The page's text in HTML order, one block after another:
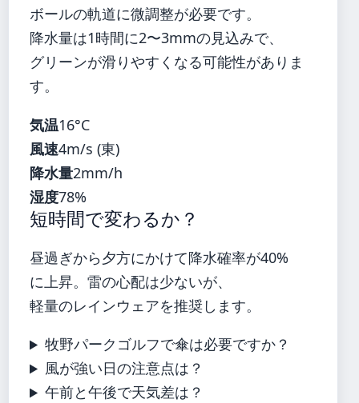
ボールの軌道に微調整が必要です。
降水量は1時間に2〜3mmの見込みで、
グリーンが滑りやすくなる可能性がありま
す。
気温16°C
風速4m/s (東)
降水量2mm/h
湿度78%
短時間で変わるか？
昼過ぎから夕方にかけて降水確率が40%
に上昇。雷の心配は少ないが、
軽量のレインウェアを推奨します。
牧野パークゴルフで傘は必要ですか？
風が強い日の注意点は？
午前と午後で天気差は？